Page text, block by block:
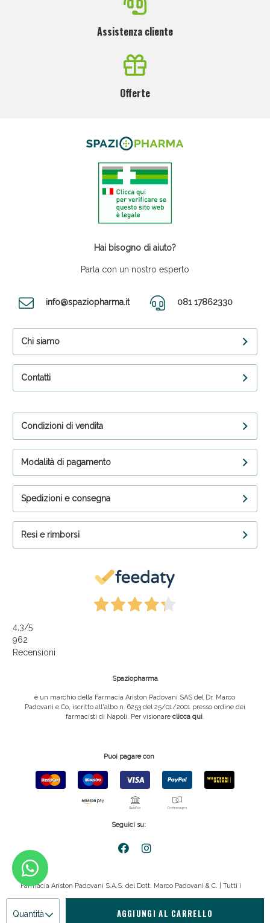
Quantità AGGIUNGI AL CARRELLO
Assistenza cliente
Offerte
Hai bisogno di aiuto?
Parla con un nostro esperto
info@spaziopharma.it 081 17862330
Chi siamo
Contatti
Condizioni di vendita
Modalità di pagamento
Spedizioni e consegna
Resi e rimborsi
4,3/5
962
Recensioni
Spaziopharma
è un marchio della Farmacia Ariston Padovani SAS del Dr. Marco
Padovani e Co, iscritto all'albo n. 6253 del 25/01/2001 presso ordine dei
farmacisti di Napoli. Per visionare clicca qui.
Puoi pagare con
Seguici su:
Farmacia Ariston Padovani S.A.S. del Dott. Marco Padovani & C. | Tutti i
Privacy policy emmemedia